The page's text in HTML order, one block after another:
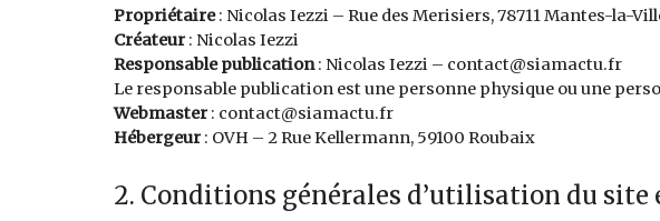
Propriétaire: Nicolas Iezzi – Rue des Merisiers, 78711 Mantes-la-
Créateur : Nicolas Iezzi
Responsable publication: Nicolas Iezzi – contact@siamactu.fr
Le responsable publication est une personne physique ou une
Webmaster : contact@siamactu.fr
Hébergeur : OVH – 2 Rue Kellermann, 59100 Roubaix
2. Conditions générales d’utilisation du site